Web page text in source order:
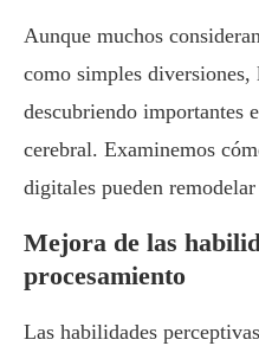
Aunque muchos
como simples diversiones,
descubriendo importantes
cerebral. Examinemos
digitales pueden
Mejora de las
procesamiento
Las habilidades